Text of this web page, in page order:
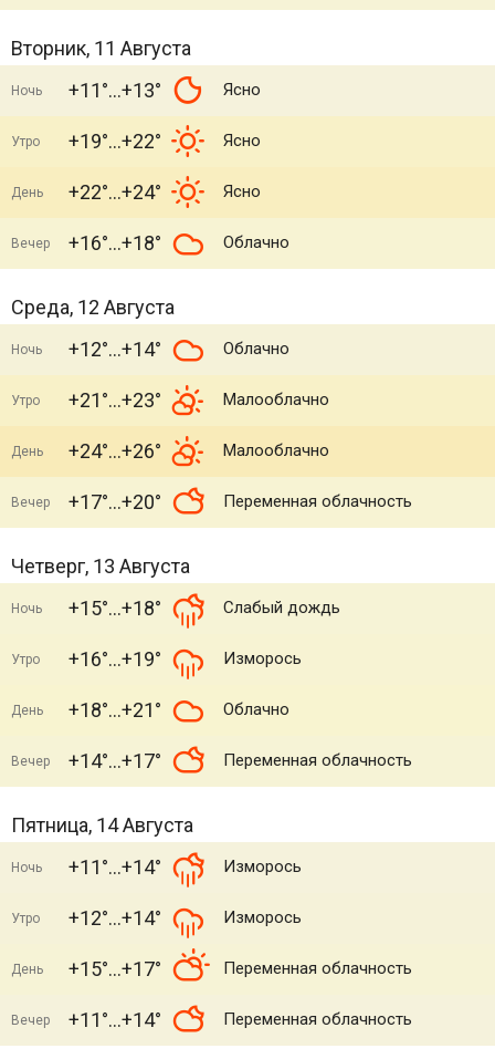
Вторник, 11 Августа
Ночь +11° +13° Ясно
Утро +19° +22° Ясно
День +22° +24° Ясно
Вечер +16° +18° Облачно
Среда, 12 Августа
Ночь +12° +14° Облачно
Утро +21° +23° Малооблачно
День +24° +26° Малооблачно
Вечер +17° +20° Переменная облачность
Четверг, 13 Августа
Ночь +15° +18° Слабый дождь
Утро +16° +19° Изморось
День +18° +21° Облачно
Вечер +14° +17° Переменная облачность
Пятница, 14 Августа
Ночь +11° +14° Изморось
Утро +12° +14° Изморось
День +15° +17° Переменная облачность
Вечер +11° +14° Переменная облачность